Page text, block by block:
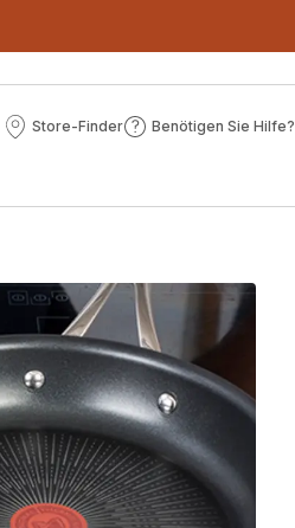
Store-Finder
Store-
Benötigen Sie Hilfe?
Benötigen